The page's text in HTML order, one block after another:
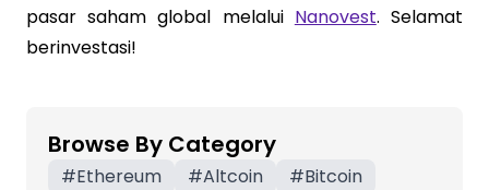
pasar saham global melalui Nanovest. Selamat
berinvestasi!
Browse By Category
#Ethereum #Altcoin #Bitcoin